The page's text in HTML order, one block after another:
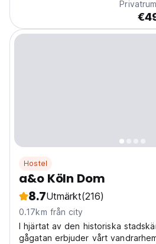
Hostel
a&o Köln Dom
8.7Utmärkt(216)
0.17km från city
I hjärtat av den historiska
gågatan erbjuder vårt